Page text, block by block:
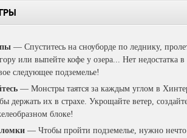
— Спуститесь на сноуборде по леднику,
или выпейте кофе у озера... Нет недостатка
следующее подземелье!
— Монстры таятся за каждым углом в
держать их в страхе. Укрощайте ветер,
блоке!
— Чтобы пройти подземелье, нужно